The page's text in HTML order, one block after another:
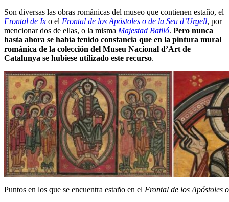
Son diversas las obras románicas del museo que contienen estaño, el
Frontal de Ix o el Frontal de los Apóstoles o de la Seu d’Urgell, por
mencionar dos de ellas, o la misma Majestad Batlló. Pero nunca
hasta ahora se había tenido constancia que en la pintura mural
románica de la colección del Museu Nacional d’Art de
Catalunya se hubiese utilizado este recurso.
Puntos en los que se encuentra estaño en el Frontal de los Apóstoles